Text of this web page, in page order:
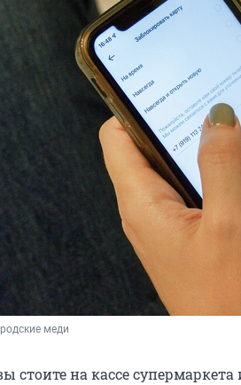
меди
стоите на кассе